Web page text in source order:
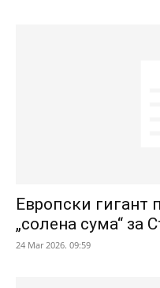
Европски гигант
„солена сума“ за
24 Mar 2026. 09:59